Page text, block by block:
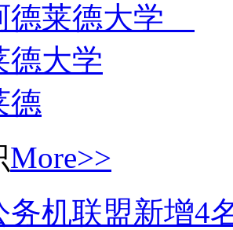
德莱德大学
德大学
德
More>>
务机联盟新增4